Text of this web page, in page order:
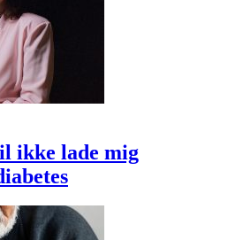
ikke lade mig